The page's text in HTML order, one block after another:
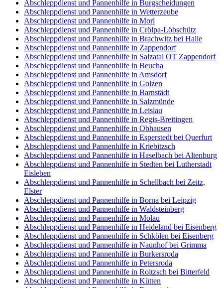
Abschleppdienst und Pannenhilfe in Burgscheidungen
Abschleppdienst und Pannenhilfe in Wetterzeube
Abschleppdienst und Pannenhilfe in Morl
Abschleppdienst und Pannenhilfe in Crölpa-Löbschütz
Abschleppdienst und Pannenhilfe in Brachwitz bei Halle
Abschleppdienst und Pannenhilfe in Zappendorf
Abschleppdienst und Pannenhilfe in Salzatal OT Zappendorf
Abschleppdienst und Pannenhilfe in Beucha
Abschleppdienst und Pannenhilfe in Amsdorf
Abschleppdienst und Pannenhilfe in Golzen
Abschleppdienst und Pannenhilfe in Barnstädt
Abschleppdienst und Pannenhilfe in Salzmünde
Abschleppdienst und Pannenhilfe in Leislau
Abschleppdienst und Pannenhilfe in Regis-Breitingen
Abschleppdienst und Pannenhilfe in Obhausen
Abschleppdienst und Pannenhilfe in Esperstedt bei Querfurt
Abschleppdienst und Pannenhilfe in Kriebitzsch
Abschleppdienst und Pannenhilfe in Haselbach bei Altenburg
Abschleppdienst und Pannenhilfe in Stedten bei Lutherstadt
Eisleben
Abschleppdienst und Pannenhilfe in Schellbach bei Zeitz,
Elster
Abschleppdienst und Pannenhilfe in Borna bei Leipzig
Abschleppdienst und Pannenhilfe in Waldsteinberg
Abschleppdienst und Pannenhilfe in Molau
Abschleppdienst und Pannenhilfe in Heideland bei Eisenberg
Abschleppdienst und Pannenhilfe in Schkölen bei Eisenberg
Abschleppdienst und Pannenhilfe in Naunhof bei Grimma
Abschleppdienst und Pannenhilfe in Burkersroda
Abschleppdienst und Pannenhilfe in Petersroda
Abschleppdienst und Pannenhilfe in Roitzsch bei Bitterfeld
Abschleppdienst und Pannenhilfe in Kütten